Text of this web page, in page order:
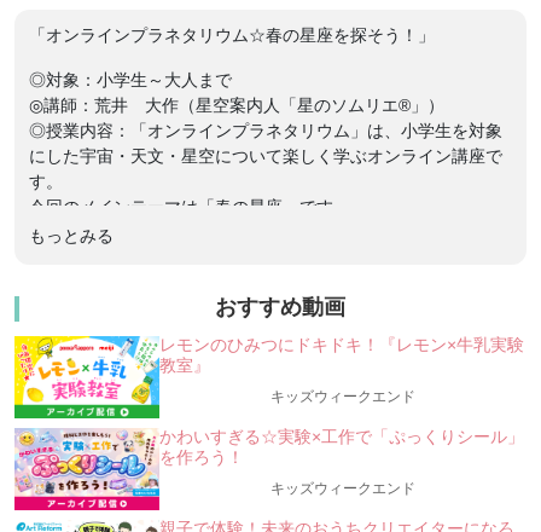
「オンラインプラネタリウム☆春の星座を探そう！」
◎対象：小学生～大人まで
◎講師：荒井 大作（星空案内人「星のソムリエ®」）
◎授業内容：「オンラインプラネタリウム」は、小学生を対象
にした宇宙・天文・星空について楽しく学ぶオンライン講座で
す。
今回のメインテーマは「春の星座」です。
今回は春の星座たちを探しながら、そこに隠れるさまざまな姿
【この講座で体験できること】
オンラインプラネタリウムや、星空や宇宙の映像を使って、
宇宙天文・星空について楽しく学ぶオンライン講座です。
クイズを通して、宇宙のことや、宇宙開発、身近な星空につ
いて、
楽しく学ぶ、体感する事が出来ます。
宇宙・天文に関する知識、また「なぜ？」「どうして？」と
もっとみる
おすすめ動画
レモンのひみつにドキドキ！『レモン×牛乳実験
教室』
キッズウィークエンド
かわいすぎる☆実験×工作で「ぷっくりシール」
を作ろう！
キッズウィークエンド